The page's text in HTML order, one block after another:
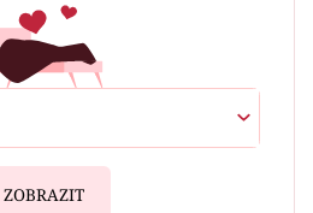
ZOBRAZIT